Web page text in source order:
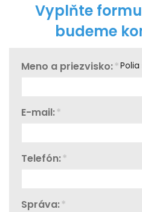
Vyplňte
budeme
*
Meno a priezvisko:
*
E-mail:
*
Telefón:
*
Správa: